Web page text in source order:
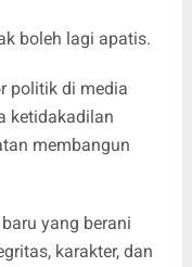
boleh lagi apatis.
politik di media
ketidakadilan
membangun
yang berani
karakter, dan